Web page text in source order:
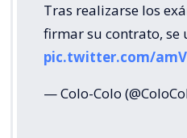
Tras realizarse los
firmar su contrato, se
pic.twitter.com/
— Colo-Colo